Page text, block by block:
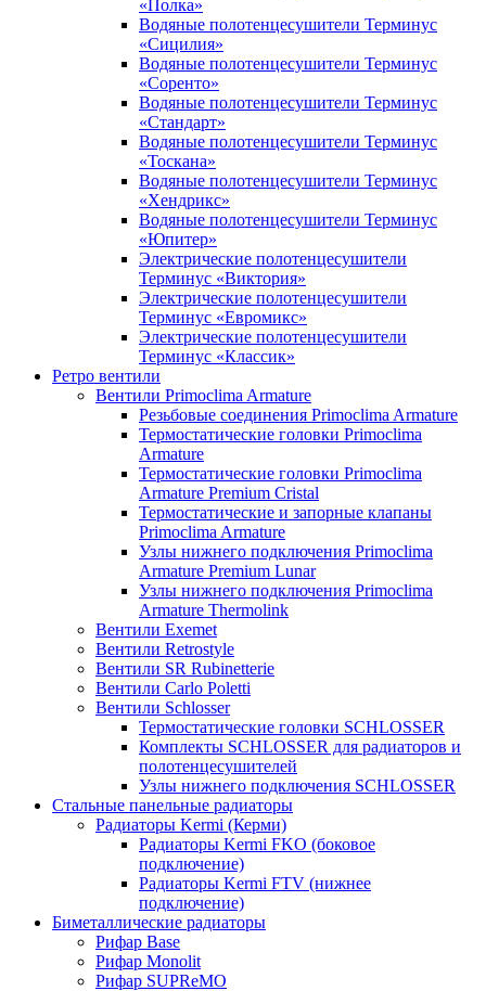
«Полка»
Водяные полотенцесушители Терминус
«Сицилия»
Водяные полотенцесушители Терминус
«Соренто»
Водяные полотенцесушители Терминус
«Стандарт»
Водяные полотенцесушители Терминус
«Тоскана»
Водяные полотенцесушители Терминус
«Хендрикс»
Водяные полотенцесушители Терминус
«Юпитер»
Электрические полотенцесушители
Терминус «Виктория»
Электрические полотенцесушители
Терминус «Евромикс»
Электрические полотенцесушители
Терминус «Классик»
Ретро вентили
Вентили Primoclima Armature
Резьбовые соединения Primoclima Armature
Термостатические головки Primoclima
Armature
Термостатические головки Primoclima
Armature Premium Cristal
Термостатические и запорные клапаны
Primoclima Armature
Узлы нижнего подключения Primoclima
Armature Premium Lunar
Узлы нижнего подключения Primoclima
Armature Thermolink
Вентили Exemet
Вентили Retrostyle
Вентили SR Rubinetterie
Вентили Carlo Poletti
Вентили Schlosser
Термостатические головки SCHLOSSER
Комплекты SCHLOSSER для радиаторов и
полотенцесушителей
Узлы нижнего подключения SCHLOSSER
Стальные панельные радиаторы
Радиаторы Kermi (Керми)
Радиаторы Kermi FKO (боковое
подключение)
Радиаторы Kermi FTV (нижнее
подключение)
Биметаллические радиаторы
Рифар Base
Рифар Monolit
Рифар SUPReMO